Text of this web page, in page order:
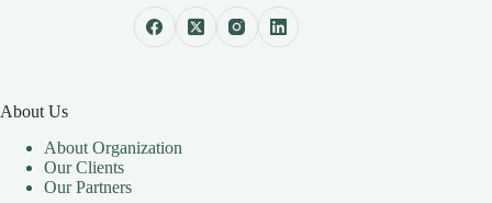
About Us
About Organization
Our Clients
Our Partners